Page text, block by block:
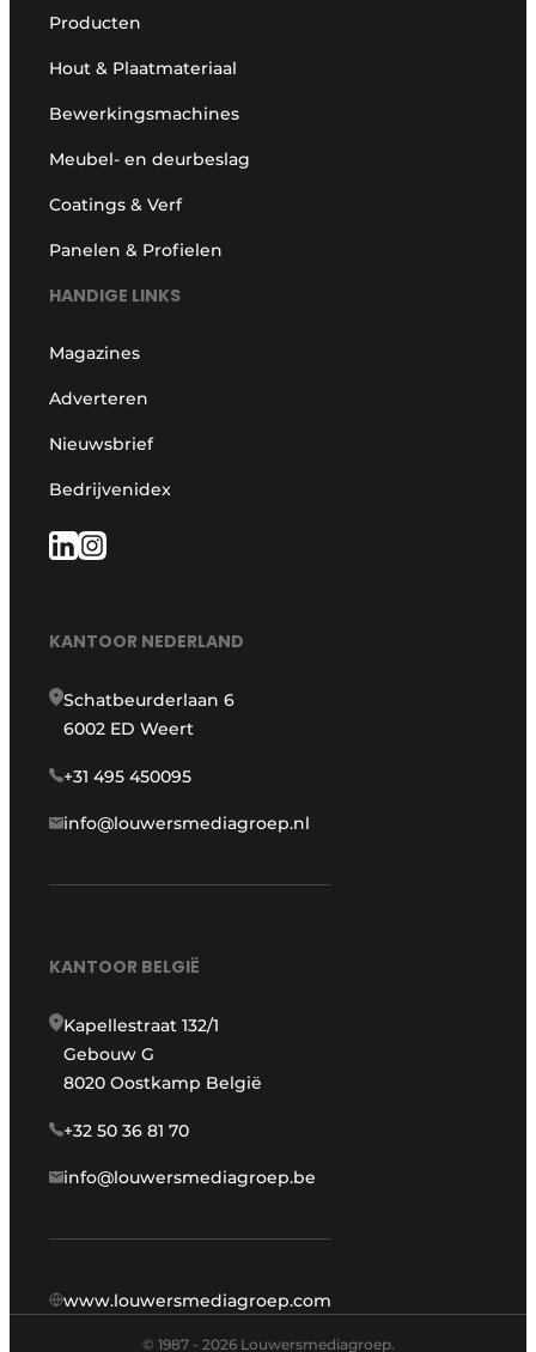
Producten
Hout & Plaatmateriaal
Bewerkingsmachines
Meubel- en deurbeslag
Coatings & Verf
Panelen & Profielen
HANDIGE LINKS
Magazines
Adverteren
Nieuwsbrief
Bedrijvenidex
KANTOOR NEDERLAND
Schatbeurderlaan 6
6002 ED Weert
+31 495 450095
info@louwersmediagroep.nl
KANTOOR BELGIË
Kapellestraat 132/1
Gebouw G
8020 Oostkamp België
+32 50 36 81 70
info@louwersmediagroep.be
www.louwersmediagroep.com
© 1987 - 2026 Louwersmediagroep.